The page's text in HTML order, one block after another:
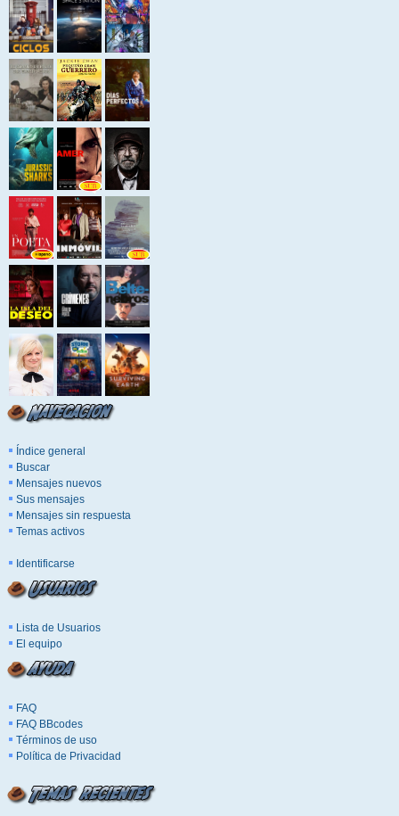
Índice general
Buscar
Mensajes nuevos
Sus mensajes
Mensajes sin respuesta
Temas activos
Identificarse
Lista de Usuarios
El equipo
FAQ
FAQ BBcodes
Términos de uso
Política de Privacidad